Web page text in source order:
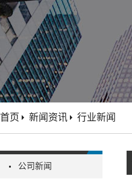
公司新闻
首页 新闻资讯 行业新闻